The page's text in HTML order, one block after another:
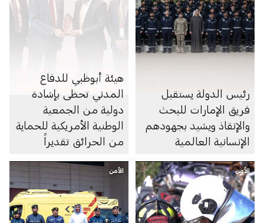
رئيس الدولة يستقبل
فريق الإمارات للبحث
والإنقاذ ويشيد بجهودهم
الإنسانية العالمية
هيئة أبوظبي للدفاع
المدني تحظى بإشادة
دولية من الجمعية
الوطنية الأمريكية للحماية
من الحرائق تقديراً
للسلامة والوقاية من
الحريق
الأمن الأمن